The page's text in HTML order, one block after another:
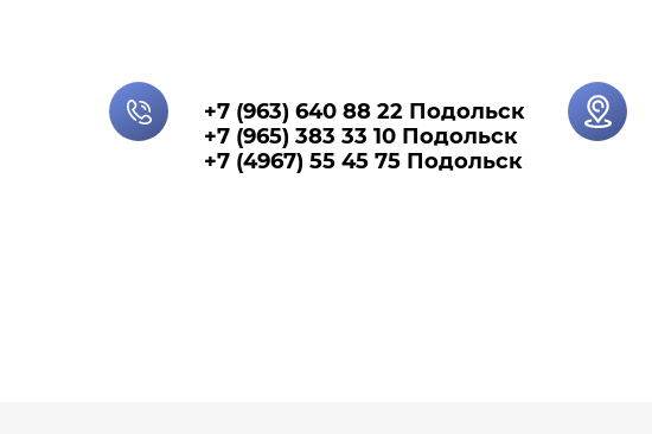
+7 (963) 640 88 22 Подольск
+7 (965) 383 33 10 Подольск
+7 (4967) 55 45 75 Подольск